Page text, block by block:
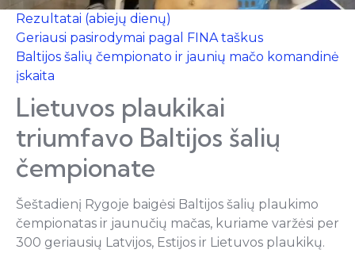
Rezultatai (abiejų dienų)
Geriausi pasirodymai pagal FINA taškus
Baltijos šalių čempionato ir jaunių mačo komandinė
įskaita
Lietuvos plaukikai
triumfavo Baltijos šalių
čempionate
Šeštadienį Rygoje baigėsi Baltijos šalių plaukimo
čempionatas ir jaunučių mačas, kuriame varžėsi per
300 geriausių Latvijos, Estijos ir Lietuvos plaukikų.